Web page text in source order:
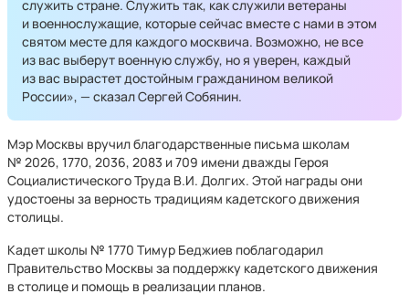
служить стране. Служить так, как служили ветераны
и военнослужащие, которые сейчас вместе с нами в этом
святом месте для каждого москвича. Возможно, не все
из вас выберут военную службу, но я уверен, каждый
из вас вырастет достойным гражданином великой
России», — сказал Сергей Собянин.
Мэр Москвы вручил благодарственные письма школам
№ 2026, 1770, 2036, 2083 и 709 имени дважды Героя
Социалистического Труда В.И. Долгих. Этой награды они
удостоены за верность традициям кадетского движения
столицы.
Кадет школы № 1770 Тимур Беджиев поблагодарил
Правительство Москвы за поддержку кадетского движения
в столице и помощь в реализации планов.